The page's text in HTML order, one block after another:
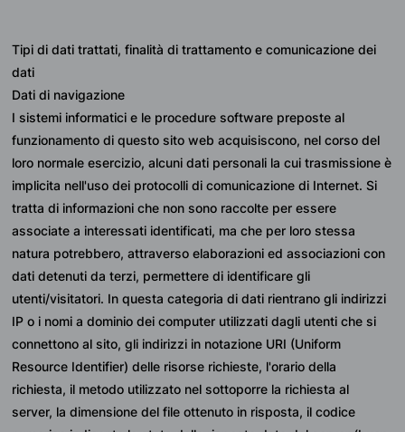
Tipi di dati trattati, finalità di trattamento e comunicazione dei
dati
Dati di navigazione
I sistemi informatici e le procedure software preposte al
funzionamento di questo sito web acquisiscono, nel corso del
loro normale esercizio, alcuni dati personali la cui trasmissione è
implicita nell'uso dei protocolli di comunicazione di Internet. Si
tratta di informazioni che non sono raccolte per essere
associate a interessati identificati, ma che per loro stessa
natura potrebbero, attraverso elaborazioni ed associazioni con
dati detenuti da terzi, permettere di identificare gli
utenti/visitatori. In questa categoria di dati rientrano gli indirizzi
IP o i nomi a dominio dei computer utilizzati dagli utenti che si
connettono al sito, gli indirizzi in notazione URI (Uniform
Resource Identifier) delle risorse richieste, l'orario della
richiesta, il metodo utilizzato nel sottoporre la richiesta al
server, la dimensione del file ottenuto in risposta, il codice